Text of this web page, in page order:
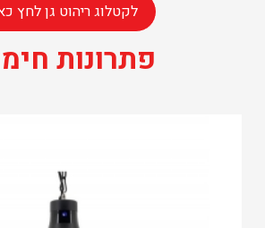
לקטלוג ריהוט גן לחץ
פתרונות